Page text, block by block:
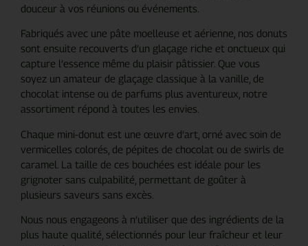
douceur à vos réunions ou événements.
Fabriqués avec une pâte moelleuse et aérienne, nos donuts
sont ensuite recouverts d’un glaçage riche et onctueux qui
capture l’essence même du plaisir pâtissier. Que vous
soyez un amateur de glaçage classique à la vanille, de
chocolat intense ou de parfums plus aventureux, notre
assortiment répond à toutes les envies.
Chaque mini-donut est une œuvre d’art, orné avec soin de
vermicelles colorés, de pépites de chocolat ou de swirls de
caramel. La taille de ces bouchées est idéale pour les
grignoter sans culpabilité, permettant de goûter à
plusieurs saveurs sans excès.
Nous nous engageons à n’utiliser que des ingrédients de la
plus haute qualité, sélectionnés pour leur fraîcheur et leur